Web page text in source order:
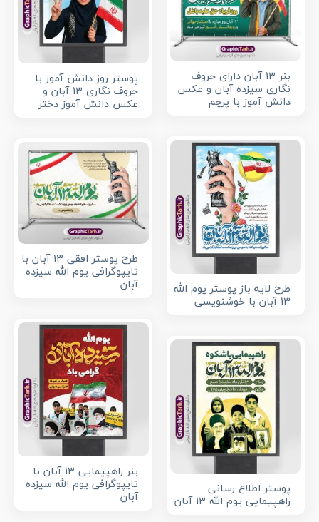
پوستر روز دانش آموز با
حروف نگاری 13 آبان و
عکس دانش آموز دختر
بنر 13 آبان دارای حروف
نگاری سیزده آبان و عکس
دانش آموز با پرچم
طرح لایه باز پوستر یوم الله
13 آبان با خوشنویسی
طرح پوستر افقی 13 آبان با
تایپوگرافی یوم الله سیزده
آبان
بنر راهپیمایی 13 آبان با
تایپوگرافی یوم الله سیزده
آبان
پوستر اطلاع رسانی
راهپیمایی یوم الله 13 آبان